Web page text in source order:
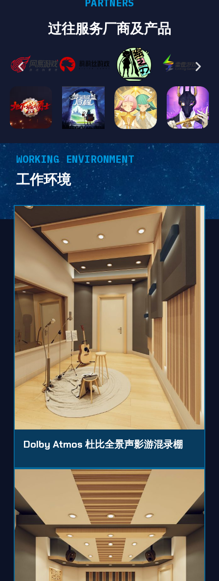
过往服务厂商及产品
WORKING ENVIRONMENT
工作环境
Dolby Atmos 杜比全景声影游混录棚